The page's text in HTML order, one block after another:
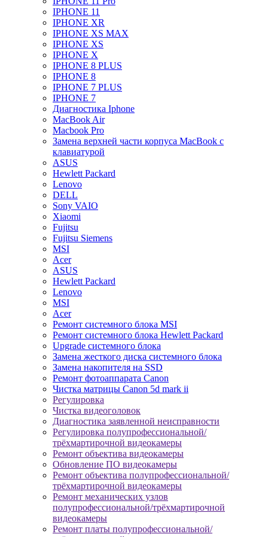
IPHONE 11
IPHONE XR
IPHONE XS MAX
IPHONE XS
IPHONE X
IPHONE 8 PLUS
IPHONE 8
IPHONE 7 PLUS
IPHONE 7
Диагностика Iphone
MacBook Air
Macbook Pro
Замена верхней части корпуса MacBook с
клавиатурой
ASUS
Hewlett Packard
Lenovo
DELL
Sony VAIO
Xiaomi
Fujitsu
Fujitsu Siemens
MSI
Acer
ASUS
Hewlett Packard
Lenovo
MSI
Acer
Ремонт системного блока MSI
Ремонт системного блока Hewlett Packard
Upgrade системного блока
Замена жесткого диска системного блока
Замена накопителя на SSD
Ремонт фотоаппарата Canon
Чистка матрицы Canon 5d mark ii
Регулировка
Чистка видеоголовок
Диагностика заявленной неисправности
Регулировка полупрофессиональной/
трёхмартирочной видеокамеры
Ремонт объектива видеокамеры
Обновление ПО видеокамеры
Ремонт объектива полупрофессиональной/
трёхмартирочной видеокамеры
Ремонт механических узлов
полупрофессиональной/трёхмартирочной
видеокамеры
Ремонт платы полупрофессиональной/